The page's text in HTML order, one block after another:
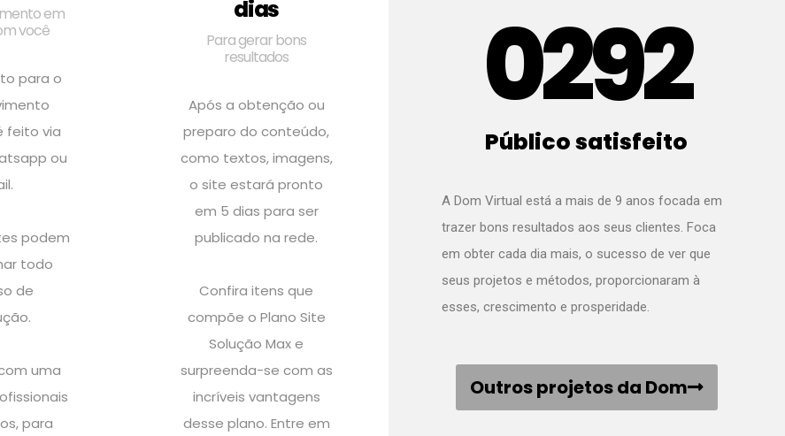
em
você
para o
feito via
ou
podem
todo
de
uma
para
dias
Para gerar bons
resultados
Após a obtenção ou
preparo do conteúdo,
como textos, imagens,
o site estará pronto
em 5 dias para ser
publicado na rede.
Confira itens que
compõe o Plano Site
Solução Max e
surpreenda-se com as
incríveis vantagens
desse plano. Entre em
Público satisfeito
0292
A Dom Virtual está a mais de 9 anos focada em
trazer bons resultados aos seus clientes. Foca
em obter cada dia mais, o sucesso de ver que
seus projetos e métodos, proporcionaram à
esses, crescimento e prosperidade.
Outros projetos da Dom